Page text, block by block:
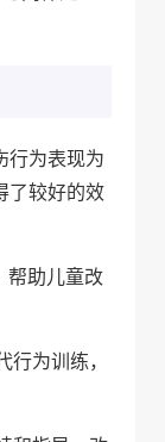
行为表现为
了较好的效
帮助儿童改
为训练，